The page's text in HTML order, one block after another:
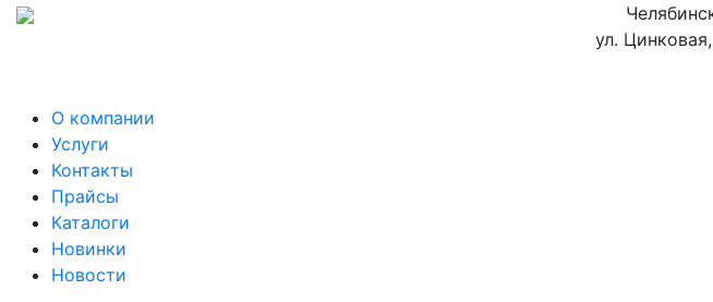
ул.
О компании
Услуги
Контакты
Прайсы
Каталоги
Новинки
Новости